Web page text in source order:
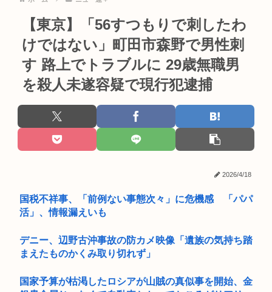
【東京】「56すつもりで刺したわ
けではない」町田市森野で男性刺
す 路上でトラブルに 29歳無職男
を殺人未遂容疑で現行犯逮捕
2026/4/18
国税不祥事、「前例ない事態次々」に危機感 「パパ
活」、情報漏えいも
デニー、辺野古沖事故の防カメ映像「遺族の気持ち踏
まえたものかくみ取り切れず」
国家予算が枯渇したロシアが山賊の真似事を開始、金